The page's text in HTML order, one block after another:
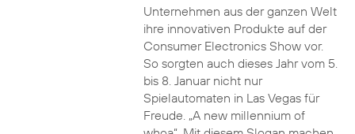
Unternehmen aus der ganzen Welt
ihre innovativen Produkte auf der
Consumer Electronics Show vor.
So sorgten auch dieses Jahr vom 5.
bis 8. Januar nicht nur
Spielautomaten in Las Vegas für
Freude. „A new millennium of